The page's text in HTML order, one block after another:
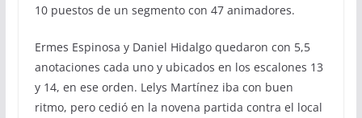
10 puestos de un segmento con 47 animadores.
Ermes Espinosa y Daniel Hidalgo quedaron con 5,5
anotaciones cada uno y ubicados en los escalones 13
y 14, en ese orden. Lelys Martínez iba con buen
ritmo, pero cedió en la novena partida contra el local